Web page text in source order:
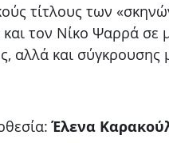
τίτλους των
τον Νίκο Ψαρρά σε
αλλά και σύγκρουσης
Έλενα